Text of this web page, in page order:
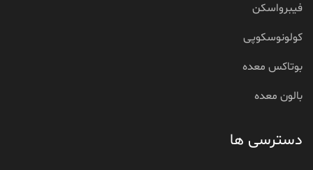
فیبرواسکن
کولونوسکوپی
بوتاکس معده
بالون معده
دسترسی ها